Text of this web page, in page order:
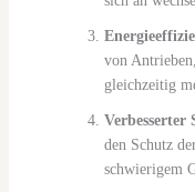
von
gleichzeitig
den Schutz
schwierigem